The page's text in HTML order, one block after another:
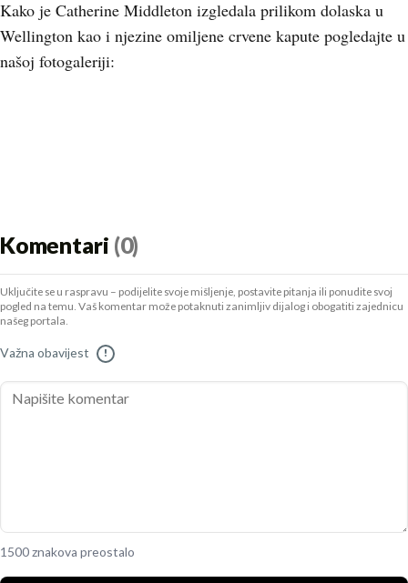
Kako je Catherine Middleton izgledala prilikom dolaska u
Wellington kao i njezine omiljene crvene kapute pogledajte u
našoj fotogaleriji:
Komentari (0)
Uključite se u raspravu – podijelite svoje mišljenje, postavite pitanja ili ponudite svoj
pogled na temu. Vaš komentar može potaknuti zanimljiv dijalog i obogatiti zajednicu
našeg portala.
Važna obavijest !
1500 znakova preostalo